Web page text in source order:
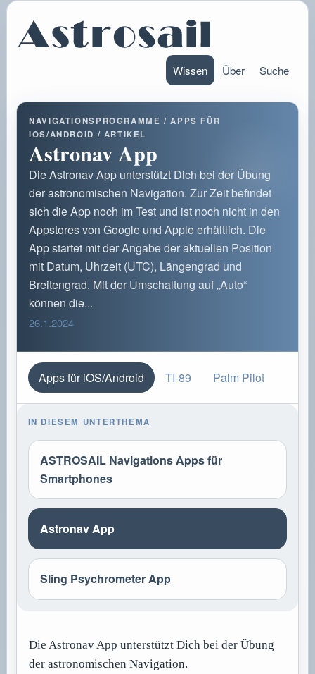
Wissen Über Suche
NAVIGATIONSPROGRAMME / APPS FÜR
IOS/ANDROID / ARTIKEL
Astronav App
Die Astronav App unterstützt Dich bei der Übung
der astronomischen Navigation. Zur Zeit befindet
sich die App noch im Test und ist noch nicht in den
Appstores von Google und Apple erhältlich. Die
App startet mit der Angabe der aktuellen Position
mit Datum, Uhrzeit (UTC), Längengrad und
Breitengrad. Mit der Umschaltung auf „Auto“
können die...
26.1.2024
Apps für iOS/Android TI-89 Palm Pilot
IN DIESEM UNTERTHEMA
ASTROSAIL Navigations Apps für
Smartphones
Astronav App
Sling Psychrometer App
Die Astronav App unterstützt Dich bei der Übung
der astronomischen Navigation.